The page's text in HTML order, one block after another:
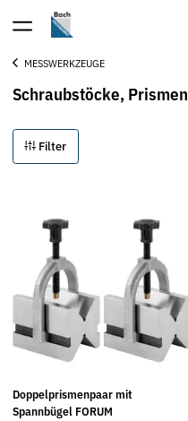
MESSWERKZEUGE
Schraubstöcke, Prismen
Filter
Doppelprismenpaar mit
Spannbügel FORUM